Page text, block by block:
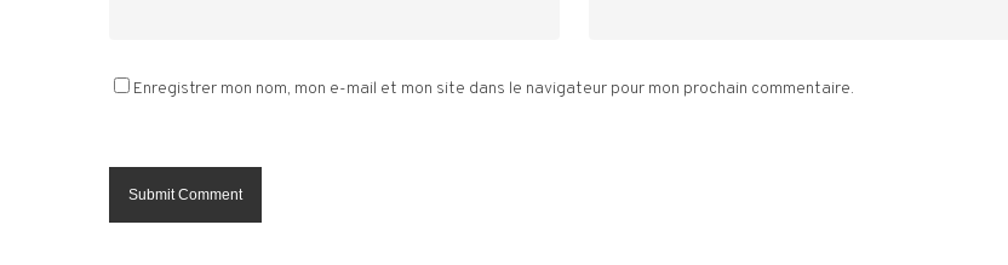
Enregistrer mon nom, mon e-mail et mon site dans le navigateur pour mon prochain commentaire.